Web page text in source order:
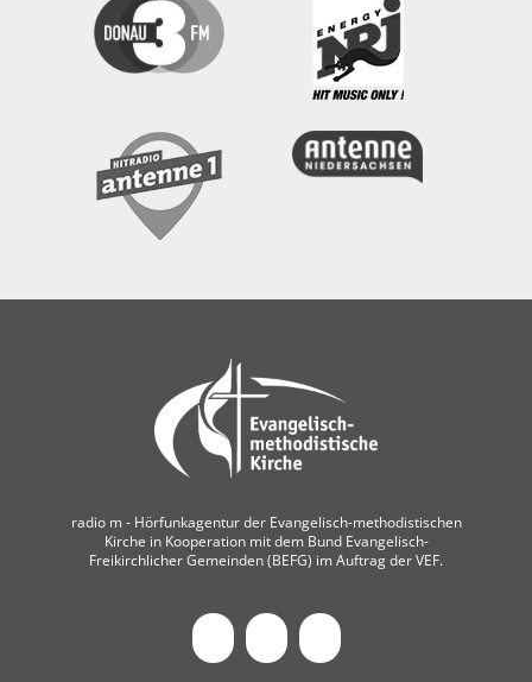
radio m ‐ Hörfunkagentur der Evangelisch-methodistischen
Kirche in Kooperation mit dem Bund Evangelisch-
Freikirchlicher Gemeinden (BEFG) im Auftrag der VEF.